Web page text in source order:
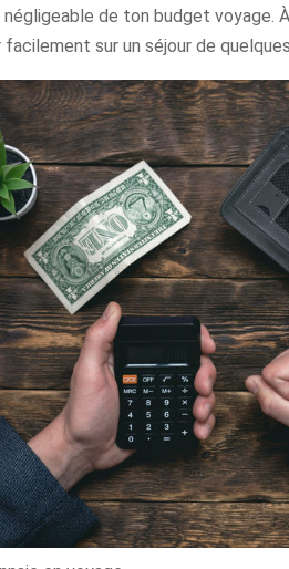
de ton budget voyage.
sur un séjour de